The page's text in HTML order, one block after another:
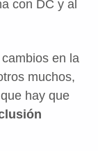
con DC y al
en la
muchos,
hay que